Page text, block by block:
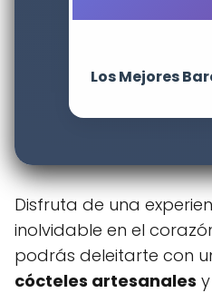
Los Mejores
Disfruta de una
inolvidable en el
podrás deleitarte con
cócteles artesanales y